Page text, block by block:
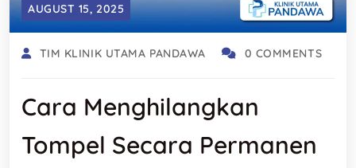
AUGUST 15, 2025
TIM KLINIK UTAMA PANDAWA 0 COMMENTS
Cara Menghilangkan
Tompel Secara Permanen